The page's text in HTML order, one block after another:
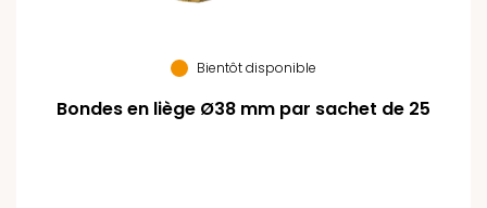
Bientôt disponible
Bondes en liège Ø38 mm par sachet de 25